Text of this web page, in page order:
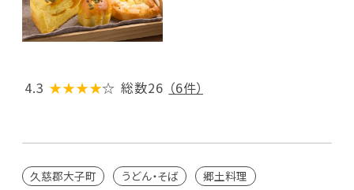
4.3 ★★★★☆ 総数26 （6件）
久慈郡大子町 うどん・そば 郷土料理